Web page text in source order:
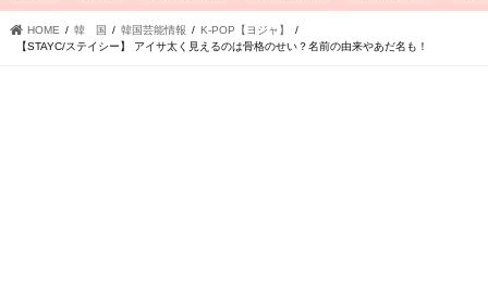
HOME 韓 国 韓国芸能情報
K-POP【ヨジャ】
【STAYC/ステイシー】 アイサ太く見えるのは骨格のせい？名前の由来やあだ名も！